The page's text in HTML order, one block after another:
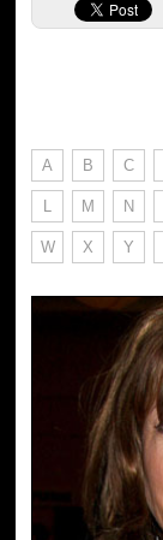
A B C
L M N
W X Y